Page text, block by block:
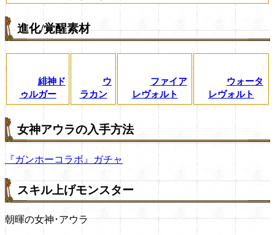
進化/覚醒素材
緋神ド
ゥルガー
ウ
ラカン
ファイア
レヴォルト
ウォータ
レヴォルト
女神アウラの入手方法
『ガンホーコラボ』ガチャ
スキル上げモンスター
朝暉の女神･アウラ